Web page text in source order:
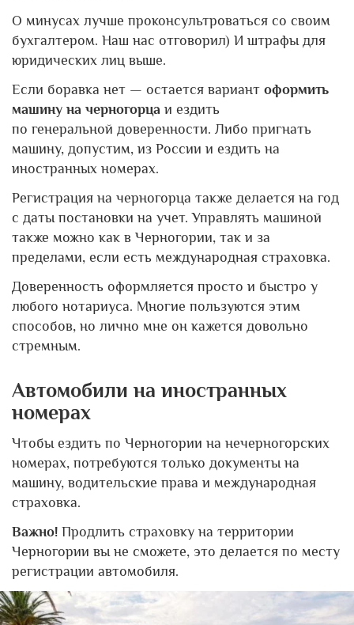
О минусах лучше проконсультроваться со своим
бухгалтером. Наш нас отговорил) И штрафы для
юридических лиц выше.
Если боравка нет — остается вариант оформить
машину на черногорца и ездить
по генеральной доверенности. Либо пригнать
машину, допустим, из России и ездить на
иностранных номерах.
Регистрация на черногорца также делается на год
с даты постановки на учет. Управлять машиной
также можно как в Черногории, так и за
пределами, если есть международная страховка.
Доверенность оформляется просто и быстро у
любого нотариуса. Многие пользуются этим
способов, но лично мне он кажется довольно
стремным.
Автомобили на иностранных
номерах
Чтобы ездить по Черногории на нечерногорских
номерах, потребуются только документы на
машину, водительские права и международная
страховка.
Важно! Продлить страховку на территории
Черногории вы не сможете, это делается по месту
регистрации автомобиля.